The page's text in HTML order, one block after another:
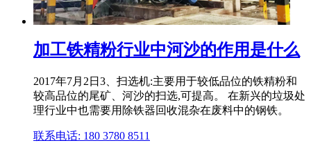
加工铁精粉行业中河沙的作用是什么
2017年7月2日3、扫选机:主要用于较低品位的铁精粉和
较高品位的尾矿、河沙的扫选,可提高。 在新兴的垃圾处
理行业中也需要用除铁器回收混杂在废料中的钢铁。
联系电话: 180 3780 8511